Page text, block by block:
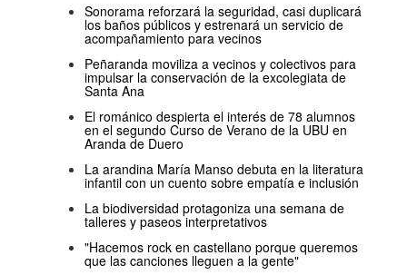
Sonorama reforzará la seguridad, casi duplicará
los baños públicos y estrenará un servicio de
acompañamiento para vecinos
Peñaranda moviliza a vecinos y colectivos para
impulsar la conservación de la excolegiata de
Santa Ana
El románico despierta el interés de 78 alumnos
en el segundo Curso de Verano de la UBU en
Aranda de Duero
La arandina María Manso debuta en la literatura
infantil con un cuento sobre empatía e inclusión
La biodiversidad protagoniza una semana de
talleres y paseos interpretativos
"Hacemos rock en castellano porque queremos
que las canciones lleguen a la gente"